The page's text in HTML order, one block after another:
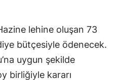
lehine oluşan 73
bütçesiyle ödenecek.
uygun şekilde
birliğiyle kararı